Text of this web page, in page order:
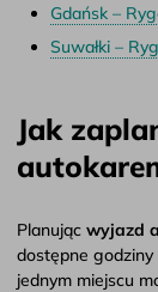
Gdańsk –
Suwałki –
Jak
Planując wyjazd
dostępne
jednym miejscu